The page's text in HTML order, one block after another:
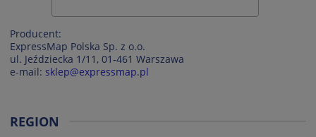
Producent:
ExpressMap Polska Sp. z o.o.
ul. Jeździecka 1/11, 01-461 Warszawa
e-mail: sklep@expressmap.pl
REGION